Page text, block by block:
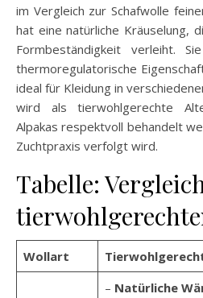
im Vergleich zur Schafwolle
hat eine natürliche Kräuselung,
Formbeständigkeit verleiht.
thermoregulatorische
ideal für Kleidung in
wird als tierwohlgerechte
Alpakas respektvoll behandelt
Zuchtpraxis verfolgt wird.
Tabelle:
Wollart
– Natürliche